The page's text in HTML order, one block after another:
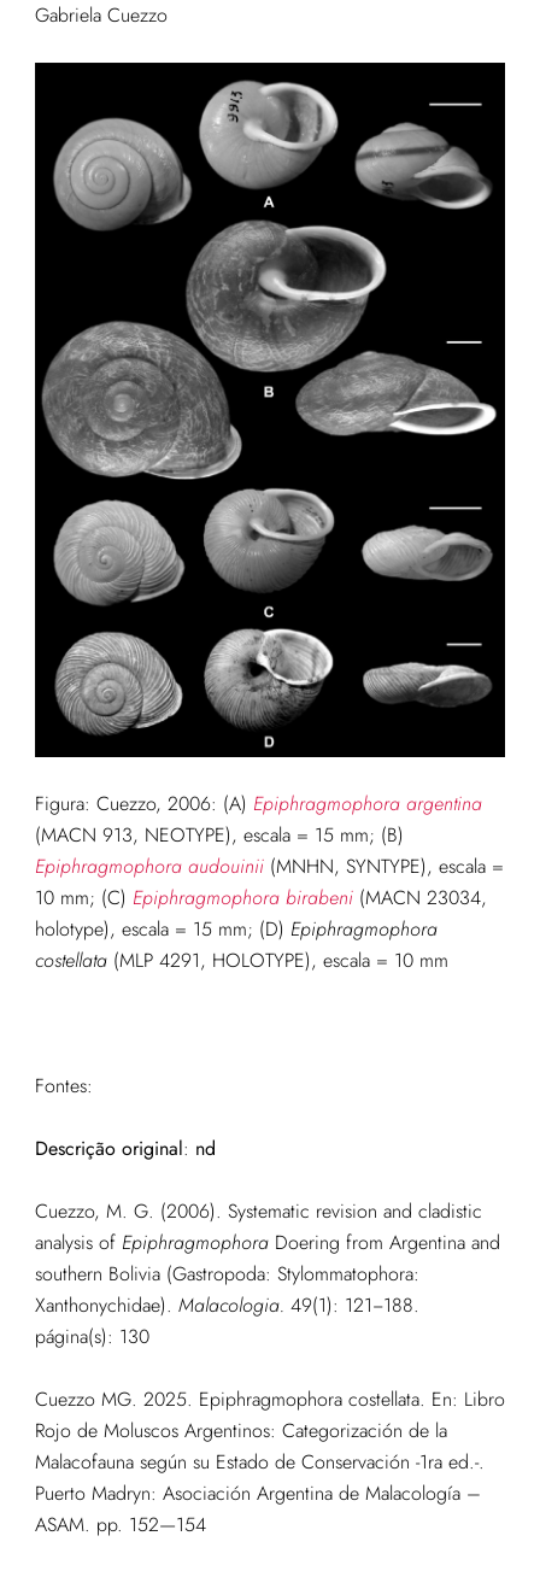
Gabriela Cuezzo
Figura: Cuezzo, 2006: (A) Epiphragmophora argentina
(MACN 913, NEOTYPE), escala = 15 mm; (B)
Epiphragmophora audouinii(MNHN, SYNTYPE), escala =
10 mm; (C) Epiphragmophora birabeni(MACN 23034,
holotype), escala = 15 mm; (D) Epiphragmophora
costellata(MLP 4291, HOLOTYPE), escala = 10 mm
Fontes:
Descrição original: nd
Cuezzo, M. G. (2006). Systematic revision and cladistic
analysis of EpiphragmophoraDoering from Argentina and
southern Bolivia (Gastropoda: Stylommatophora:
Xanthonychidae). Malacologia. 49(1): 121−188.
página(s): 130
Cuezzo MG. 2025. Epiphragmophora costellata. En: Libro
Rojo de Moluscos Argentinos: Categorización de la
Malacofauna según su Estado de Conservación -1ra ed.-.
Puerto Madryn: Asociación Argentina de Malacología –
ASAM. pp. 152—154